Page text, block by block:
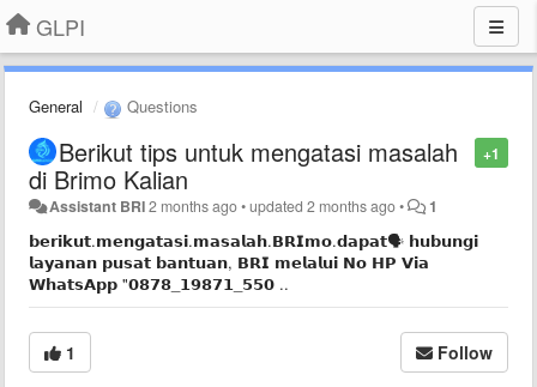
GLPI
General Questions
+1
Berikut tips untuk mengatasi masalah
di Brimo Kalian
Assistant BRI2 months ago•updated2 months ago• 1
𝗯𝗲𝗿𝗶𝗸𝘂𝘁.𝗺𝗲𝗻𝗴𝗮𝘁𝗮𝘀𝗶.𝗺𝗮𝘀𝗮𝗹𝗮𝗵.𝗕𝗥𝗜𝗺𝗼.𝗱𝗮𝗽𝗮𝘁🗣️ 𝗵𝘂𝗯𝘂𝗻𝗴𝗶
𝗹𝗮𝘆𝗮𝗻𝗮𝗻 𝗽𝘂𝘀𝗮𝘁 𝗯𝗮𝗻𝘁𝘂𝗮𝗻, 𝗕𝗥𝗜 𝗺𝗲𝗹𝗮𝗹𝘂𝗶 𝗡𝗼 𝗛𝗣 𝗩𝗶𝗮
𝗪𝗵𝗮𝘁𝘀𝗔𝗽𝗽 "𝟬𝟴𝟳𝟴_𝟭𝟵𝟴𝟳𝟭_𝟱𝟱𝟬 ..
1 Follow